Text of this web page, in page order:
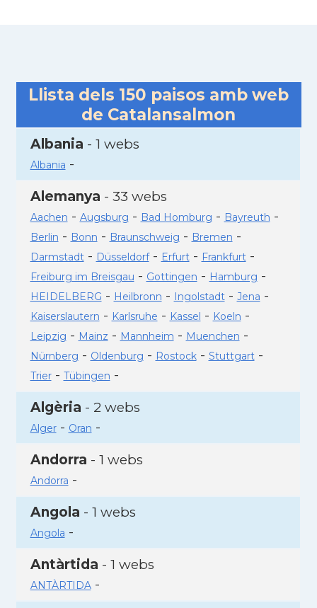
Llista dels 150 paisos amb web
de Catalansalmon
Albania - 1 webs
Albania -
Alemanya - 33 webs
Aachen - Augsburg - Bad Homburg - Bayreuth -
Berlin - Bonn - Braunschweig - Bremen -
Darmstadt- Düsseldorf- Erfurt- Frankfurt-
Freiburg im Breisgau - Gottingen - Hamburg -
HEIDELBERG - Heilbronn - Ingolstadt- Jena -
Kaiserslautern - Karlsruhe - Kassel - Koeln -
Leipzig - Mainz - Mannheim - Muenchen -
Nürnberg - Oldenburg - Rostock- Stuttgart-
Trier- Tübingen -
Algèria - 2 webs
Alger- Oran -
Andorra - 1 webs
Andorra -
Angola - 1 webs
Angola -
Antàrtida - 1 webs
ANTÀRTIDA-